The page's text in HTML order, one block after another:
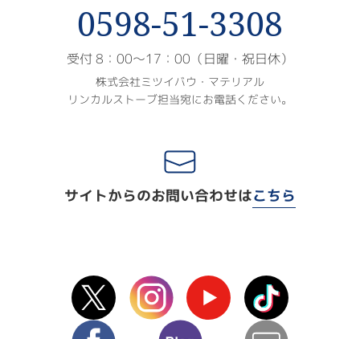
0598-51-3308
受付 8：00〜17：00（日曜・祝日休）
株式会社ミツイバウ・マテリアル
リンカルストーブ担当宛にお電話ください。
サイトからのお問い合わせはこちら
X(Twitter) instagram Youtube
facebook